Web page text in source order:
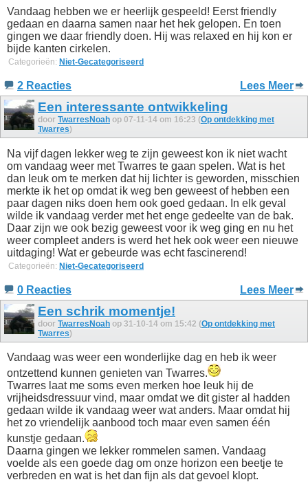
Vandaag hebben we er heerlijk gespeeld! Eerst friendly
gedaan en daarna samen naar het hek gelopen. En toen
gingen we daar friendly doen. Hij was relaxed en hij kon er
bijde kanten cirkelen.
Categorieën: Niet-Gecategoriseerd
2 Reacties Lees Meer
Een interessante ontwikkeling
door TwarresNoah op 07-11-14 om 16:23 (Op ontdekking met
Twarres)
Na vijf dagen lekker weg te zijn geweest kon ik niet wacht
om vandaag weer met Twarres te gaan spelen. Wat is het
dan leuk om te merken dat hij lichter is geworden, misschien
merkte ik het op omdat ik weg ben geweest of hebben een
paar dagen niks doen hem ook goed gedaan. In elk geval
wilde ik vandaag verder met het enge gedeelte van de bak.
Daar zijn we ook bezig geweest voor ik weg ging en nu het
weer compleet anders is werd het hek ook weer een nieuwe
uitdaging! Wat er gebeurde was echt fascinerend!
Categorieën: Niet-Gecategoriseerd
0 Reacties Lees Meer
Een schrik momentje!
door TwarresNoah op 31-10-14 om 15:42 (Op ontdekking met
Twarres)
Vandaag was weer een wonderlijke dag en heb ik weer
ontzettend kunnen genieten van Twarres.
Twarres laat me soms even merken hoe leuk hij de
vrijheidsdressuur vind, maar omdat we dit gister al hadden
gedaan wilde ik vandaag weer wat anders. Maar omdat hij
het zo vriendelijk aanbood toch maar even samen één
kunstje gedaan.
Daarna gingen we lekker rommelen samen. Vandaag
voelde als een goede dag om onze horizon een beetje te
verbreden en wat is het dan fijn als dat gevoel klopt.